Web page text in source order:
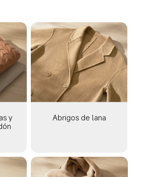
y
Abrigos de lana